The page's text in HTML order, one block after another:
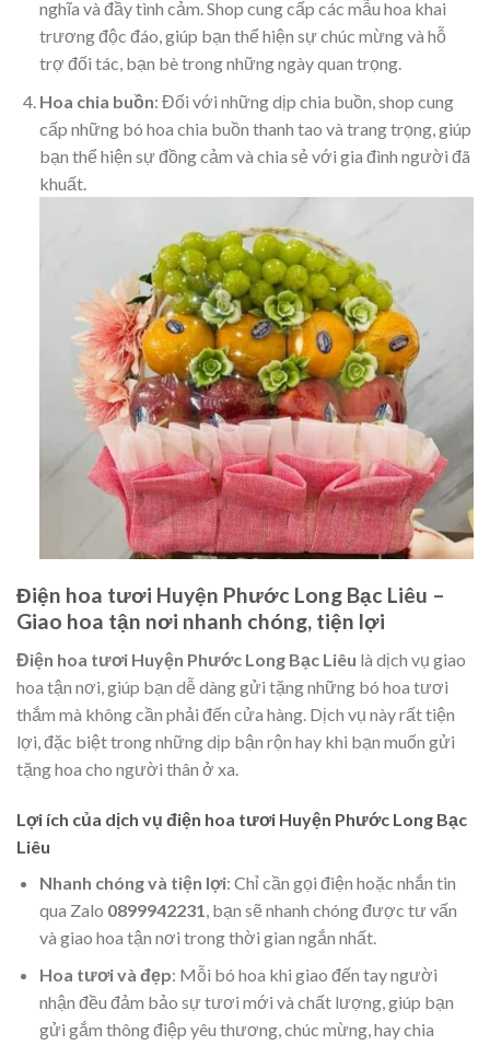
nghĩa và đầy tình cảm. Shop cung cấp các mẫu hoa khai
trương độc đáo, giúp bạn thể hiện sự chúc mừng và hỗ
trợ đối tác, bạn bè trong những ngày quan trọng.
Hoa chia buồn: Đối với những dịp chia buồn, shop cung
cấp những bó hoa chia buồn thanh tao và trang trọng, giúp
bạn thể hiện sự đồng cảm và chia sẻ với gia đình người đã
khuất.
Điện hoa tươi Huyện Phước Long Bạc Liêu –
Giao hoa tận nơi nhanh chóng, tiện lợi
Điện hoa tươi Huyện Phước Long Bạc Liêu là dịch vụ giao
hoa tận nơi, giúp bạn dễ dàng gửi tặng những bó hoa tươi
thắm mà không cần phải đến cửa hàng. Dịch vụ này rất tiện
lợi, đặc biệt trong những dịp bận rộn hay khi bạn muốn gửi
tặng hoa cho người thân ở xa.
Lợi ích của dịch vụ điện hoa tươi Huyện Phước Long Bạc
Liêu
Nhanh chóng và tiện lợi: Chỉ cần gọi điện hoặc nhắn tin
qua Zalo 0899942231 , bạn sẽ nhanh chóng được tư vấn
và giao hoa tận nơi trong thời gian ngắn nhất.
Hoa tươi và đẹp: Mỗi bó hoa khi giao đến tay người
nhận đều đảm bảo sự tươi mới và chất lượng, giúp bạn
gửi gắm thông điệp yêu thương, chúc mừng, hay chia